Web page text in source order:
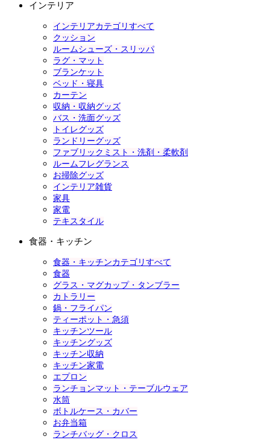
インテリア
インテリアカテゴリすべて
クッション
ルームシューズ・スリッパ
ラグ・マット
ブランケット
ベッド・寝具
カーテン
収納・収納グッズ
バス・洗面グッズ
トイレグッズ
ランドリーグッズ
ファブリックミスト・洗剤・柔軟剤
ルームフレグランス
お掃除グッズ
インテリア雑貨
家具
家電
テキスタイル
食器・キッチン
食器・キッチンカテゴリすべて
食器
グラス・マグカップ・タンブラー
カトラリー
鍋・フライパン
ティーポット・急須
キッチンツール
キッチングッズ
キッチン収納
キッチン家電
エプロン
ランチョンマット・テーブルウェア
水筒
ボトルケース・カバー
お弁当箱
ランチバッグ・クロス